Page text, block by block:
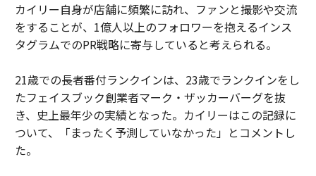
カイリー自身が店舗に頻繁に訪れ、ファンと撮影や交流
をすることが、1億人以上のフォロワーを抱えるインス
タグラムでのPR戦略に寄与していると考えられる。
21歳での長者番付ランクインは、23歳でランクインをし
たフェイスブック創業者マーク・ザッカーバーグを抜
き、史上最年少の実績となった。カイリーはこの記録に
ついて、「まったく予測していなかった」とコメントし
た。